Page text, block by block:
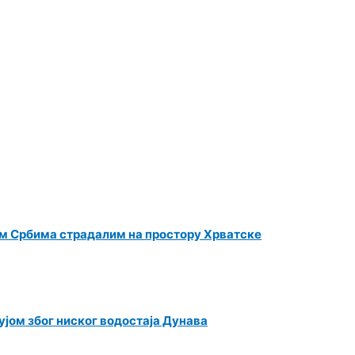
Србима страдалим на простору Хрватске
због ниског водостаја Дунава